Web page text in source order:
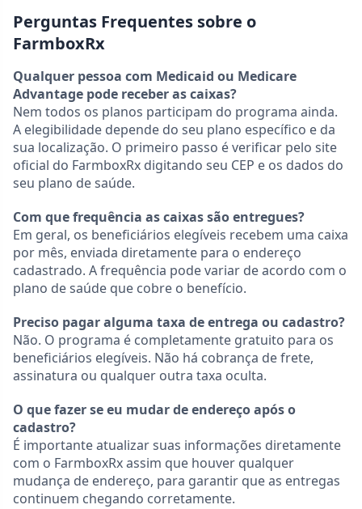
Perguntas Frequentes sobre o
FarmboxRx
Qualquer pessoa com Medicaid ou Medicare
Advantage pode receber as caixas?
Nem todos os planos participam do programa ainda.
A elegibilidade depende do seu plano específico e da
sua localização. O primeiro passo é verificar pelo site
oficial do FarmboxRx digitando seu CEP e os dados do
seu plano de saúde.
Com que frequência as caixas são entregues?
Em geral, os beneficiários elegíveis recebem uma caixa
por mês, enviada diretamente para o endereço
cadastrado. A frequência pode variar de acordo com o
plano de saúde que cobre o benefício.
Preciso pagar alguma taxa de entrega ou cadastro?
Não. O programa é completamente gratuito para os
beneficiários elegíveis. Não há cobrança de frete,
assinatura ou qualquer outra taxa oculta.
O que fazer se eu mudar de endereço após o
cadastro?
É importante atualizar suas informações diretamente
com o FarmboxRx assim que houver qualquer
mudança de endereço, para garantir que as entregas
continuem chegando corretamente.